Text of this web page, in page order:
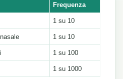
Frequenza
1 su 10
1 su 10
1 su 100
1 su 1000